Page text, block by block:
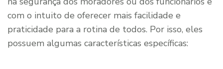
com o intuito de oferecer mais facilidade e
praticidade para a rotina de todos. Por isso, eles
possuem algumas características específicas: